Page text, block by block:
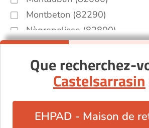
Montbeton (82290)
Nègrepelisse (82800)
Saint-Nauphary (82370)
Sérignac (82500)
Que recherchez-
Castelsarrasin
EHPAD - Maison de